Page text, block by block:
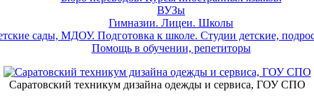
ВУЗы
Гимназии. Лицеи. Школы
сады, МДОУ. Подготовка к школе. Студии детские,
Помощь в обучении, репетиторы
Саратовский техникум дизайна одежды и сервиса, ГОУ СПО